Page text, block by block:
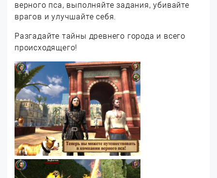
верного пса, выполняйте задания, убивайте
врагов и улучшайте себя.
Разгадайте тайны древнего города и всего
происходящего!